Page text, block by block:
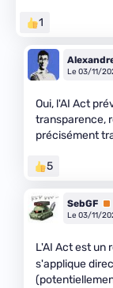
1
Le 03/11/
Oui, l'AI Act
transparence,
précisément
5
SebGF
Le 03/11/
L'AI Act est un
s'applique